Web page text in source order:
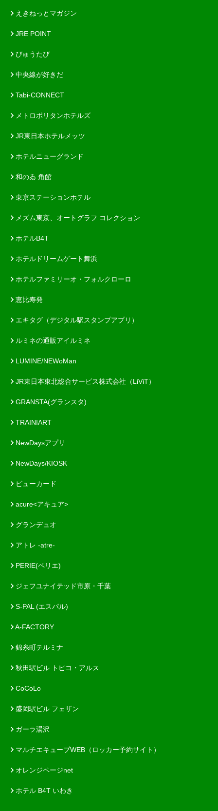
えきねっとマガジン
JRE POINT
びゅうたび
中央線が好きだ
Tabi-CONNECT
メトロポリタンホテルズ
JR東日本ホテルメッツ
ホテルニューグランド
和のゐ 角館
東京ステーションホテル
メズム東京、オートグラフ コレクション
ホテルB4T
ホテルドリームゲート舞浜
ホテルファミリーオ・フォルクローロ
恵比寿発
エキタグ（デジタル駅スタンプアプリ）
ルミネの通販アイルミネ
LUMINE/NEWoMan
JR東日本東北総合サービス株式会社（LiViT）
GRANSTA(グランスタ)
TRAINIART
NewDaysアプリ
NewDays/KIOSK
ビューカード
acure<アキュア>
グランデュオ
アトレ -atre-
PERIE(ペリエ)
ジェフユナイテッド市原・千葉
S-PAL (エスパル)
A-FACTORY
錦糸町テルミナ
秋田駅ビル トピコ・アルス
CoCoLo
盛岡駅ビル フェザン
ガーラ湯沢
マルチエキューブWEB（ロッカー予約サイト）
オレンジページnet
ホテル B4T いわき